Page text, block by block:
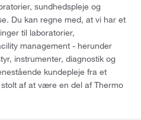
sundhedspleje og
Du kan regne med, at vi har et
til laboratorier,
management - herunder
instrumenter, diagnostik og
kundepleje fra et
af at være en del af Thermo